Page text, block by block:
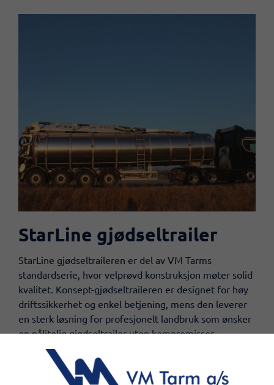
StarLine gjødseltrailer
​StarLine gjødseltraileren er del av VM Tarms
standardserie, hvor velprøvd konstruksjon møter solid
kvalitet. Konsept-gjødseltraileren er designet for høy
driftssikkerhet og enkel betjening, mens den leverer
en sterk løsning for profesjonelt landbruk som ønsker
en pålitelig gjødseltrailer uten kompromisser.
StarLine er et sikkert valg når effektivitet og
holdbarhet er i fokus. Med StarLine får du kort